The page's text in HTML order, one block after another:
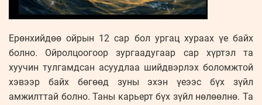
Ерөнхийдөө ойрын 12 сар бол ургац хураах үе байх
болно. Ойролцоогоор зургаадугаар сар хүртэл та
хуучин тулгамдсан асуудлаа шийдвэрлэх боломжтой
хэвээр байх бөгөөд зуны эхэн үеээс бүх зүйл
амжилттай болно. Таны карьерт бүх зүйл нөлөөлнө. Та